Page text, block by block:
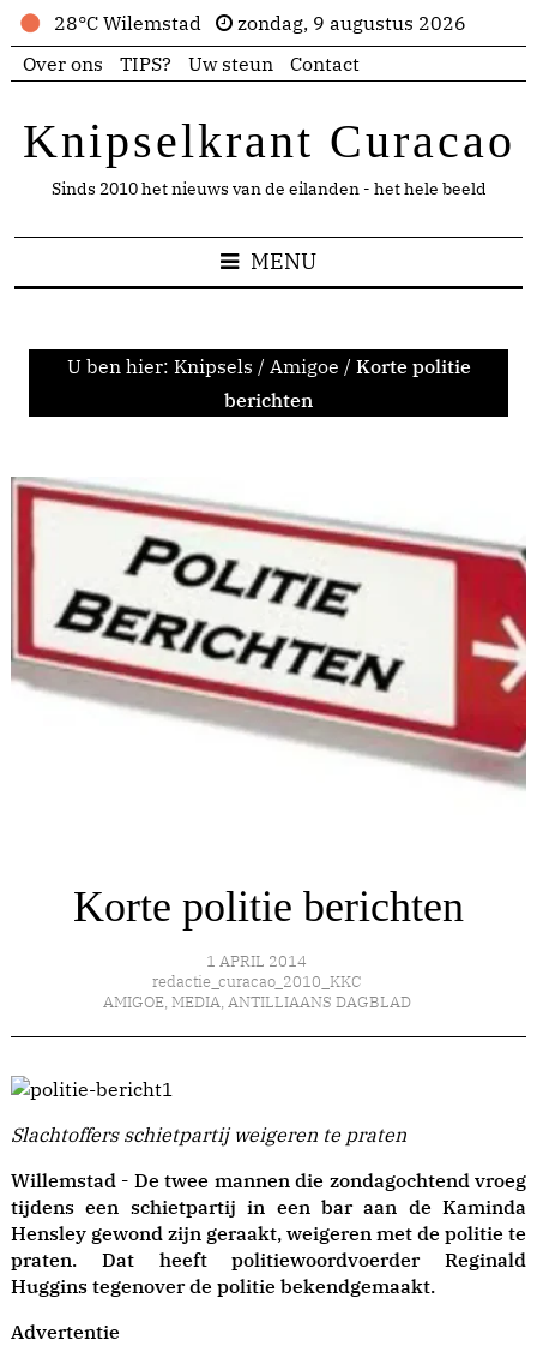
28°C Wilemstad
zondag, 9 augustus 2026
Over ons
TIPS? Uw steun Contact
Knipselkrant Curacao
Sinds 2010 het nieuws van de eilanden - het hele beeld
MENU
U ben hier: Knipsels / Amigoe / Korte politie
berichten
Korte politie berichten
1 APRIL 2014
redactie_curacao_2010_KKC
AMIGOE, MEDIA, ANTILLIAANS DAGBLAD
Slachtoffers schietpartij weigeren te praten
Willemstad - De twee mannen die zondagochtend vroeg
tijdens een schietpartij in een bar aan de Kaminda
Hensley gewond zijn geraakt, weigeren met de politie te
praten. Dat heeft politiewoordvoerder Reginald
Huggins tegenover de politie bekendgemaakt.
Advertentie